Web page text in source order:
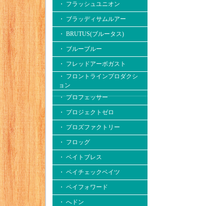
・ フラッシュユニオン
・ ブラッディサムルアー
・ BRUTUS(ブルータス)
・ ブルーブルー
・ フレッドアーボガスト
・ フロントラインプロダクシ
ョン
・ プロフェッサー
・ プロジェクトゼロ
・ プロズファクトリー
・ フロッグ
・ ベイトブレス
・ ペイチェックベイツ
・ ペイフォワード
・ へドン